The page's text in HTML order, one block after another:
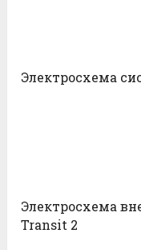
Электросхема
Электросхема
Transit 2